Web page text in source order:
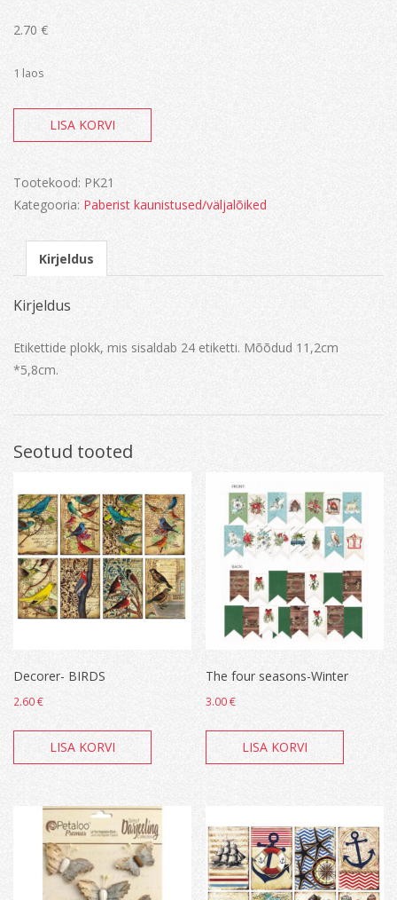
2.70 €
1 laos
K&Company
Merryweather
kogus
LISA KORVI
Tootekood: PK21
Kategooria: Paberist kaunistused/väljalõiked
Kirjeldus
Kirjeldus
Etikettide plokk, mis sisaldab 24 etiketti. Mõõdud 11,2cm
*5,8cm.
Seotud tooted
Decorer- BIRDS
2.60€
LISA KORVI
The four seasons-Winter
3.00€
LISA KORVI